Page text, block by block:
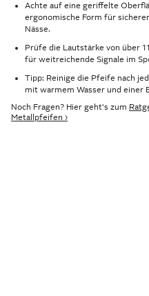
Achte auf eine geriffelte
ergonomische Form für
Nässe.
Prüfe die Lautstärke von über
für weitreichende Signale im
Tipp: Reinige die Pfeife nach
mit warmem Wasser und einer
Noch Fragen? Hier geht's zum
Metallpfeifen ›